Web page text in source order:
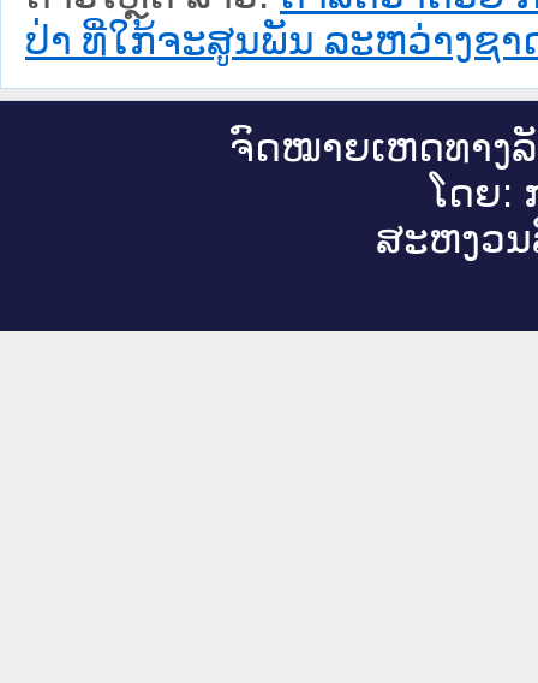
ປ່າ ທີ່ໃກ້ຈະສູນພັນ ລະຫວ່າງຊາ
ຈົດ​ໝາຍ​ເຫດ​ທາງ​
ໂດຍ:
ສະ​ຫງວນ​